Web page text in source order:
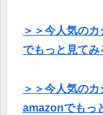
＞＞今人気の
でもっと見てみ
＞＞今人気の
amazonでもっ